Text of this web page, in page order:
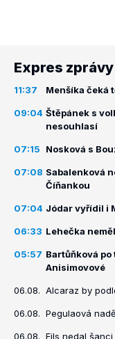
Expres zprávy
11:37 Menšíka čeká
09:04 Štěpánek s
nesouhlasí
07:15 Nosková s
07:08 Sabalenková
Číňankou
07:04 Jódar vyřídil i
06:33 Lehečka
05:57 Bartůňková
Anisimovové
06.08. Alcaraz by
06.08. Pegulaová
06.08. Fils nedal šanci